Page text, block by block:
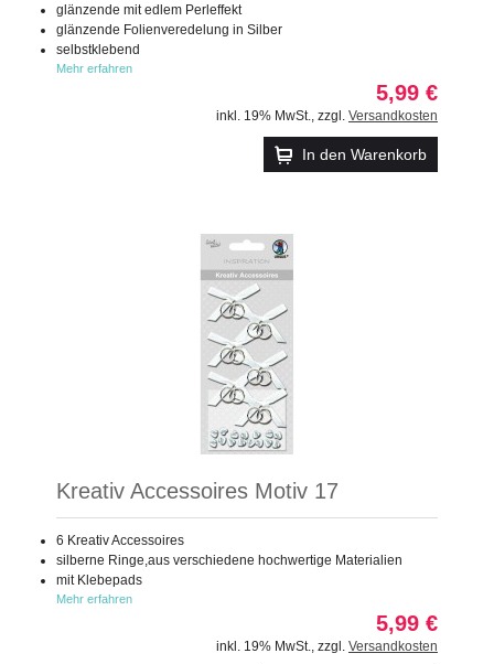
glänzende mit edlem Perleffekt
glänzende Folienveredelung in Silber
selbstklebend
Mehr erfahren
5,99 €
inkl. 19% MwSt. zzgl. Versandkosten
In den Warenkorb
Kreativ Accessoires Motiv 17
6 Kreativ Accessoires
silberne Ringe,aus verschiedene hochwertige Materialien
mit Klebepads
Mehr erfahren
5,99 €
inkl. 19% MwSt. zzgl. Versandkosten